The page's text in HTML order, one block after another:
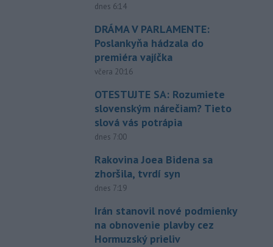
dnes 6:14
DRÁMA V PARLAMENTE:
Poslankyňa hádzala do
premiéra vajíčka
včera 20:16
OTESTUJTE SA: Rozumiete
slovenským nárečiam? Tieto
slová vás potrápia
dnes 7:00
Rakovina Joea Bidena sa
zhoršila, tvrdí syn
dnes 7:19
Irán stanovil nové podmienky
na obnovenie plavby cez
Hormuzský prieliv